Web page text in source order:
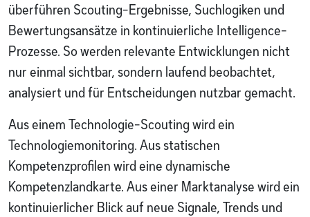
überführen Scouting-Ergebnisse, Suchlogiken und
Bewertungsansätze in kontinuierliche Intelligence-
Prozesse. So werden relevante Entwicklungen nicht
nur einmal sichtbar, sondern laufend beobachtet,
analysiert und für Entscheidungen nutzbar gemacht.
Aus einem Technologie-Scouting wird ein
Technologiemonitoring. Aus statischen
Kompetenzprofilen wird eine dynamische
Kompetenzlandkarte. Aus einer Marktanalyse wird ein
kontinuierlicher Blick auf neue Signale, Trends und